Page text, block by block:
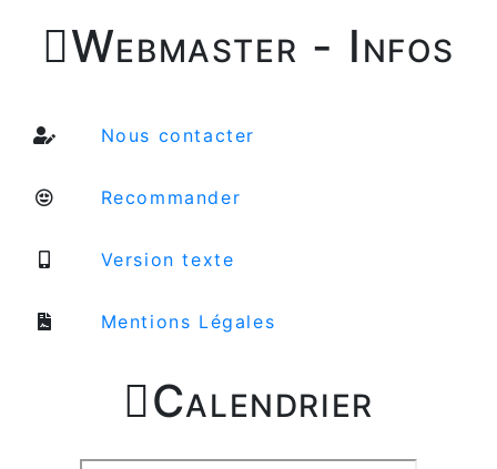
Webmaster - Infos
Nous contacter
Recommander
Version texte
Mentions Légales
Calendrier